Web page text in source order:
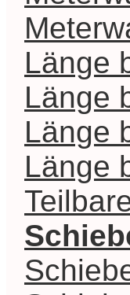
Länge
Länge
Länge
Länge